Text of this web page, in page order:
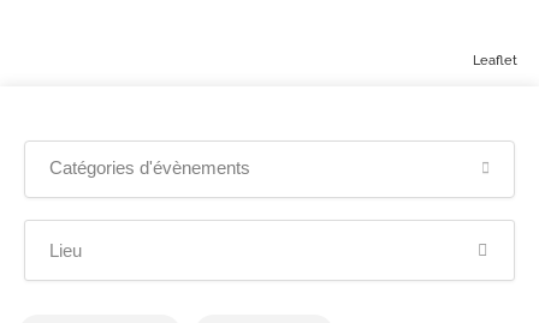
Catégories d'évènements
Leaflet